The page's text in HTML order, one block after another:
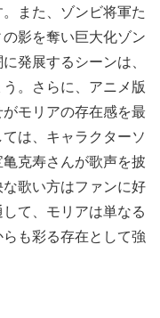
また、ゾンビ将軍た
影を奪い巨大化ゾン
発展するシーンは、
。さらに、アニメ版
モリアの存在感を最
は、キャラクターソ
克寿さんが歌声を披
歌い方はファンに好
て、モリアは単なる
も彩る存在として強